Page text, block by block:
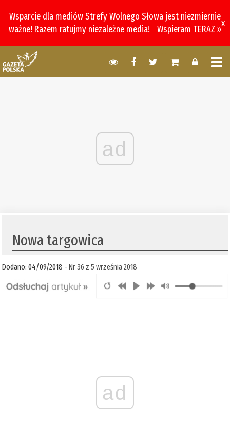
Wsparcie dla mediów Strefy Wolnego Słowa jest niezmiernie
ważne! Razem ratujmy niezależne media!
Wspieram TERAZ »
x
ad
Nowa targowica
Dodano: 04/09/2018 -Nr 36 z 5 września 2018
ad